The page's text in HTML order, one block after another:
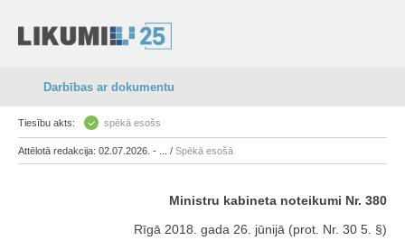
Darbības ar dokumentu
Tiesību akts: spēkā esošs
Attēlotā redakcija: 02.07.2026. - ... / Spēkā esošā
Ministru kabineta noteikumi Nr. 380
Rīgā 2018. gada 26. jūnijā (prot. Nr. 30 5. §)